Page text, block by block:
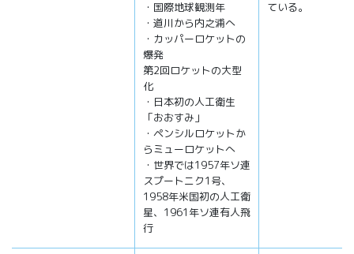
・国際地球観測年
・道川から内之浦へ
・カッパーロケットの
爆発
第2回ロケットの大型
化
・日本初の人工衛生
「おおすみ」
・ペンシルロケットか
らミューロケットへ
・世界では1957年ソ連
スプートニク1号、
1958年米国初の人工衛
星、1961年ソ連有人飛
行
ている。